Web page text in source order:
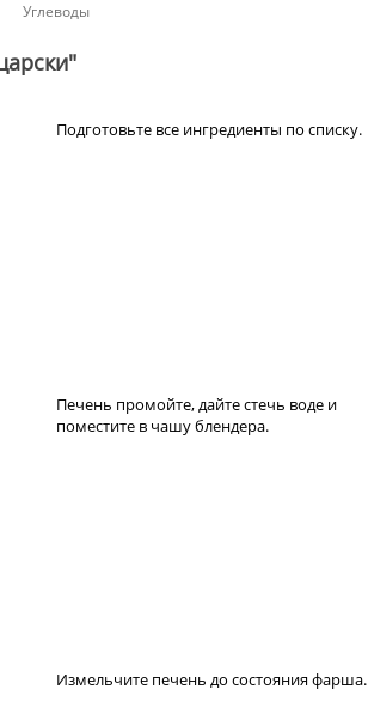
Углеводы
Подготовьте все ингредиенты по списку.
Печень промойте, дайте стечь воде и
поместите в чашу блендера.
Измельчите печень до состояния фарша.